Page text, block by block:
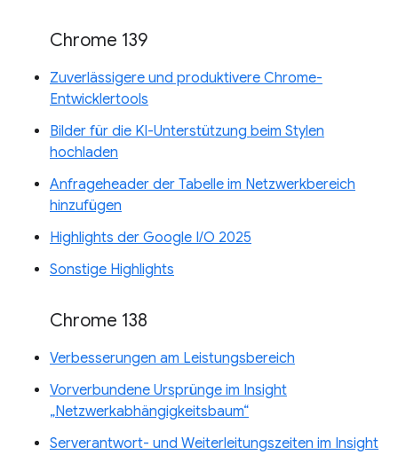
Chrome 139
Zuverlässigere und produktivere Chrome-
Entwicklertools
Bilder für die KI-Unterstützung beim Stylen
hochladen
Anfrageheader der Tabelle im Netzwerkbereich
hinzufügen
Highlights der Google I/O 2025
Sonstige Highlights
Chrome 138
Verbesserungen am Leistungsbereich
Vorverbundene Ursprünge im Insight
„Netzwerkabhängigkeitsbaum“
Serverantwort- und Weiterleitungszeiten im Insight